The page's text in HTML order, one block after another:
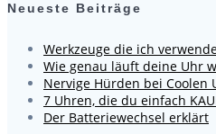
Neueste Beiträge
Werkzeuge die ich
Wie genau läuft deine Uhr
Nervige Hürden bei Coolen
7 Uhren, die du einfach
Der Batteriewechsel erklärt